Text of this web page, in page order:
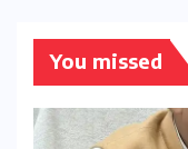
You missed